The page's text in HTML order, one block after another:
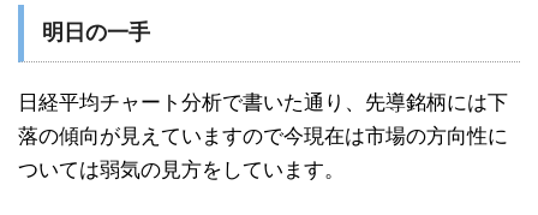
明日の一手
日経平均チャート分析で書いた通り、先導銘柄には下
落の傾向が見えていますので今現在は市場の方向性に
ついては弱気の見方をしています。